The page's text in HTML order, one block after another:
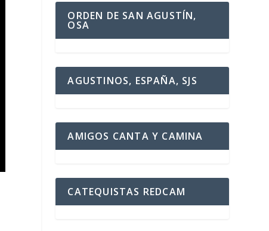
ORDEN DE SAN AGUSTÍN,
OSA
AGUSTINOS, ESPAÑA, SJS
AMIGOS CANTA Y CAMINA
CATEQUISTAS REDCAM